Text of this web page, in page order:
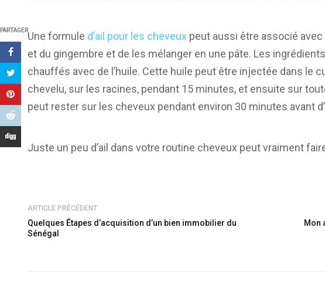
PARTAGERUne formule d’ail pour les cheveux peut aussi être associé avec
et du gingembre et de les mélanger en une pâte. Les
chauffés avec de l’huile. Cette huile peut être injectée dans le
chevelu, sur les racines, pendant 15 minutes, et ensuite sur
peut rester sur les cheveux pendant environ 30 minutes avant
Juste un peu d’ail dans votre routine cheveux peut vraiment
ARTICLE PRÉCÉDENT
Quelques Étapes d’acquisition d’un bien immobilier du
Sénégal
Mon